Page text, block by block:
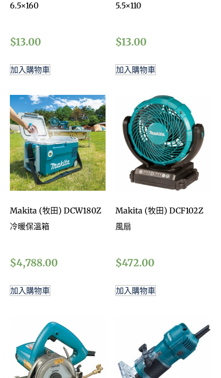
6.5×160
$13.00
加入購物車
5.5×110
$13.00
加入購物車
Makita (牧田) DCW180Z
冷暖保溫箱
$4,788.00
加入購物車
Makita (牧田) DCF102Z
風扇
$472.00
加入購物車